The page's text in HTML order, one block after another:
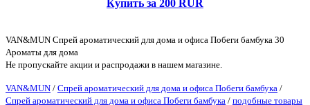
Купить за 200 RUR
VAN&MUN Спрей ароматический для дома и офиса Побеги бамбука 30
Ароматы для дома
Не пропускайте акции и распродажи в нашем магазине.
VAN&MUN / Спрей ароматический для дома и офиса Побеги бамбука /
Спрей ароматический для дома и офиса Побеги бамбука / подобные товары